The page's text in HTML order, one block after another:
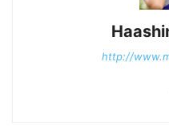
http://